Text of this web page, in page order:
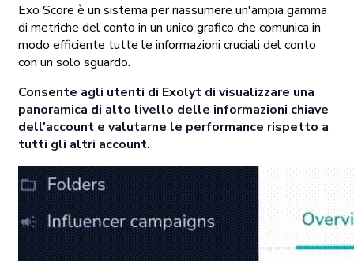
Exo Score è un sistema per riassumere un'ampia gamma
di metriche del conto in un unico grafico che comunica in
modo efficiente tutte le informazioni cruciali del conto
con un solo sguardo.
Consente agli utenti di Exolyt di visualizzare una
panoramica di alto livello delle informazioni chiave
dell'account e valutarne le performance rispetto a
tutti gli altri account.